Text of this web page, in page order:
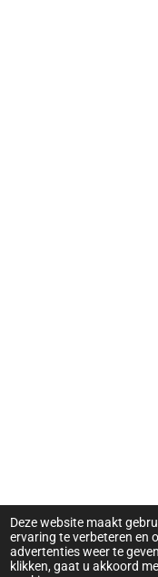
Deze website maakt
ervaring te verbeteren en
advertenties weer te
klikken, gaat u akkoord